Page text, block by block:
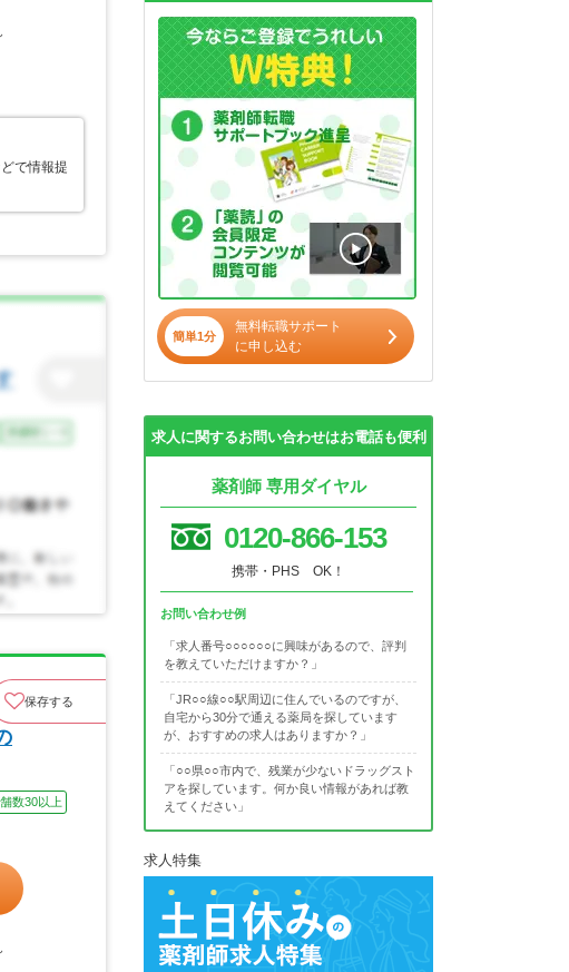
で情報提
保存する
数30以上
簡単1分
無料転職サポート
に申し込む
求人に関するお問い合わせはお電話も便利
薬剤師 専用ダイヤル
0120-866-153
携帯・PHS OK！
お問い合わせ例
「求人番号○○○○○○に興味があるので、評判
を教えていただけますか？」
「JR○○線○○駅周辺に住んでいるのですが、
自宅から30分で通える薬局を探しています
が、おすすめの求人はありますか？」
「○○県○○市内で、残業が少ないドラッグスト
アを探しています。何か良い情報があれば教
えてください」
求人特集